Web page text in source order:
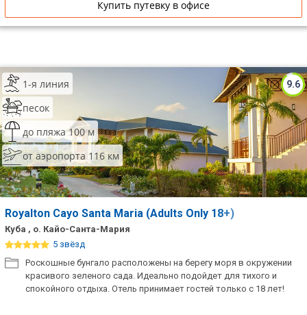
Купить путевку в офисе
9.6
1-я линия
песок
до пляжа 100 м
от аэропорта 116 км
Royalton Cayo Santa Maria (Adults Only 18+)
Куба , о. Кайо-Санта-Мария
5 звёзд
Роскошные бунгало расположены на берегу моря в окружении
красивого зеленого сада. Идеально подойдет для тихого и
спокойного отдыха. Отель принимает гостей только с 18 лет!
Сетевые отели Египта
Сетевые отели ОАЭ
Сетевые отели Шри Ланки
Сетевые отели Вьетнама
Сетевые отели Мальдив
Сетевые отели Бали
Сетевые отели Сейшел
Сетевые отели Маврикия